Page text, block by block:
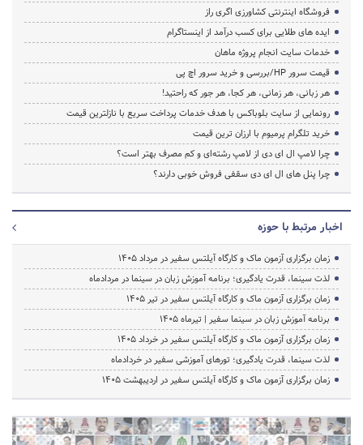
فروشگاه اینترنتی کشاورزی اگری راز
ایده های طلایی برای کسب درآمد از اینستاگرام
خدمات سایت انجام پروژه ماهان
قیمت سرور HP/بررسی و خرید سرور اچ پی
هر زبانی، هر زمانی، هر کجا، هر جور که راحتید!
رونمایی از سایت بلوباکس با هدف خدمات پرداخت سریع با نازلترین قیمت
خرید تلگرام پرمیوم با ارزان ترین قیمت
چرا لامپ ال ای دی از لامپ رشته‌ای و کم مصرف بهتر است؟
چرا پنل های ال ای دی سقفی فروش خوبی دارند؟
اخبار مرتبط با حوزه
زمان برگزاری آزمون ماک و کارگاه آیلتس سفیر در مرداد 1405
لذت سینما، قدرت یادگیری؛ برنامه آموزش زبان در سینما در مردادماه
زمان برگزاری آزمون ماک و کارگاه آیلتس سفیر در تیر 1405
برنامه آموزش زبان در سینما سفیر | تیرماه ۱۴۰۵
زمان برگزاری آزمون ماک و کارگاه آیلتس سفیر در خرداد 1405
لذت سینما، قدرت یادگیری؛ تورهای آموزشی سفیر در خردادماه
زمان برگزاری آزمون ماک و کارگاه آیلتس سفیر در اردیبهشت 1405